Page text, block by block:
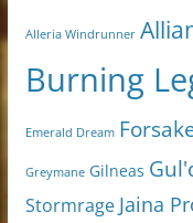
Alleria Windrunner
Burning
Emerald Dream
Greymane Gilneas
Stormrage Jaina